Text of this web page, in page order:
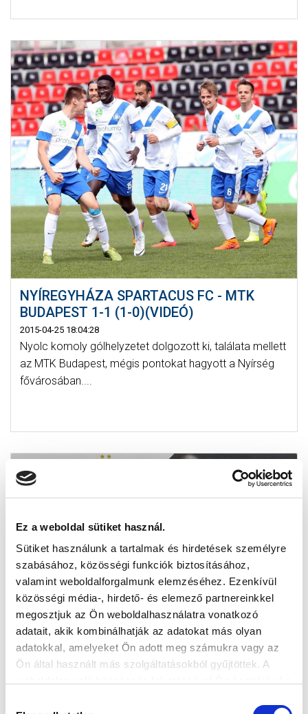
Ez a weboldal sütiket használ.
Sütiket használunk a tartalmak és hirdetések személyre
szabásához, közösségi funkciók biztosításához,
valamint weboldalforgalmunk elemzéséhez. Ezenkívül
közösségi média-, hirdető- és elemező partnereinkkel
megosztjuk az Ön weboldalhasználatra vonatkozó
adatait, akik kombinálhatják az adatokat más olyan
adatokkal, amelyeket Ön adott meg számukra vagy az
Ön által használt más szolgáltatásokból gyűjtöttek. A
NYÍREGYHÁZA SPARTACUS FC - MTK
BUDAPEST 1-1 (1-0)(VIDEÓ)
2015-04-25 18:04:28
Nyolc komoly gólhelyzetet dolgozott ki, találata mellett
az MTK Budapest, mégis pontokat hagyott a Nyírség
fővárosában....